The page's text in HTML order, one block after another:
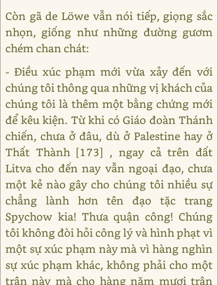
Còn gã de Lӧwe vẫn nói tiếp, giọng sắc
nhọn, giống như những đường gươm
chém chan chát:
- Điều xúc phạm mới vừa xảy đến với
chúng tôi thông qua những vị khách của
chúng tôi là thêm một bằng chứng mới
để kêu kiện. Từ khi có Giáo đoàn Thánh
chiến, chưa ở đâu, dù ở Palestine hay ở
Thất Thành [173] , ngay cả trên đất
Litva cho đến nay vẫn ngoại đạo, chưa
một kẻ nào gây cho chúng tôi nhiều sự
chẳng lành hơn tên đạo tặc trang
Spychow kia! Thưa quận công! Chúng
tôi không đòi hỏi công lý và hình phạt vì
một sự xúc phạm này mà vì hàng nghìn
sự xúc phạm khác, không phải cho một
trận này mà cho hàng năm mươi trận